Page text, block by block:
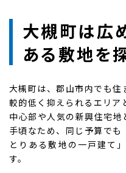
大槻町は広
ある敷地を
大槻町は、郡山市内でも
較的低く抑えられるエリア
中心部や人気の新興住宅
手頃なため、同じ予算で
とりある敷地の一戸建て
す。